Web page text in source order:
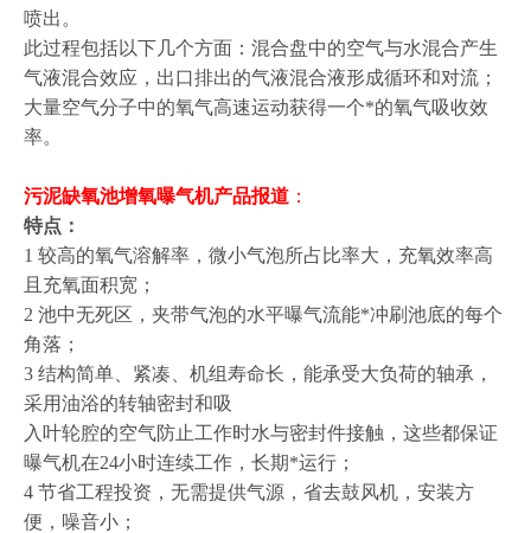
喷出。
此过程包括以下几个方面：混合盘中的空气与水混合产生
气液混合效应，出口排出的气液混合液形成循环和对流；
大量空气分子中的氧气高速运动获得一个*的氧气吸收效
率。
污泥缺氧池增氧曝气机产品报道 ：
特点：
1 较高的氧气溶解率，微小气泡所占比率大，充氧效率高
且充氧面积宽；
2 池中无死区，夹带气泡的水平曝气流能*冲刷池底的每个
角落；
3 结构简单、紧凑、机组寿命长，能承受大负荷的轴承，
采用油浴的转轴密封和吸
入叶轮腔的空气防止工作时水与密封件接触，这些都保证
曝气机在24小时连续工作，长期*运行；
4 节省工程投资，无需提供气源，省去鼓风机，安装方
便，噪音小；